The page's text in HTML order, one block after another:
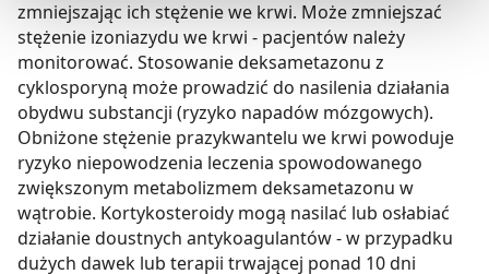
zgodami”.
Możesz również kliknąć „Zaakceptuj niezbędne
będzie oznaczało, że nie wyrażasz zgody na
pozyskiwanie od Ciebie danych, które nie są niezbędne
dla funkcjonowania Strony. Będzie się to jednak wiązało
z brakiem dostępu do wszystkich funkcjonalności
Strony.
zmniejszając ich stężenie we krwi. Może zmniejszać
stężenie izoniazydu we krwi - pacjentów należy
monitorować. Stosowanie deksametazonu z
cyklosporyną może prowadzić do nasilenia działania
obydwu substancji (ryzyko napadów mózgowych).
Obniżone stężenie prazykwantelu we krwi powoduje
ryzyko niepowodzenia leczenia spowodowanego
zwiększonym metabolizmem deksametazonu w
wątrobie. Kortykosteroidy mogą nasilać lub osłabiać
działanie doustnych antykoagulantów - w przypadku
dużych dawek lub terapii trwającej ponad 10 dni